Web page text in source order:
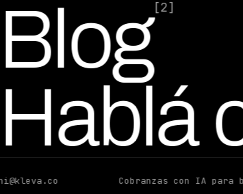
Blog[2]
Hablá
Cobranzas con IA para
por Ed Escobar
Co-Founder & CEO